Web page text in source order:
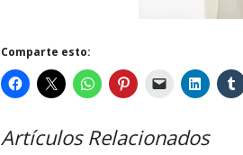
Comparte esto:
Artículos Relacionados